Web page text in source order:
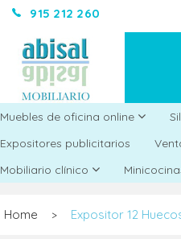
915 212 260
Muebles de oficina online
Expositores publicitarios
Mobiliario clínico
Home > Expositor 12